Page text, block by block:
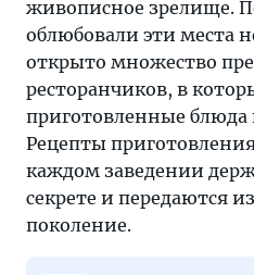
живописное зрелище.
облюбовали эти места
открыто множество
ресторанчиков, в
приготовленные
Рецепты
каждом заведении
секрете и передаются
поколение.